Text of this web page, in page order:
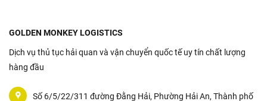
GOLDEN MONKEY LOGISTICS
Dịch vụ thủ tục hải quan và vận chuyển quốc tế uy tín chất lượng
hàng đầu
Số 6/5/22/311 đường Đằng Hải, Phường Hải An, Thành phố